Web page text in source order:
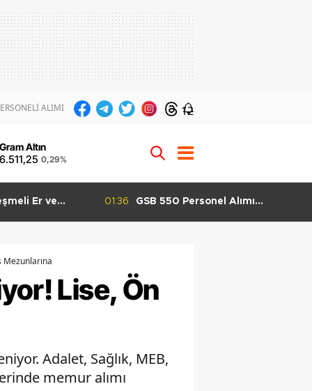
ALIMI 12
Gram Altın
6.511,25 0,29%
Alımı
01:29
GSB 600 Personel Alımı Taban
Mezunlarına
Lise, Ön
Adalet, Sağlık, MEB,
memur alımı